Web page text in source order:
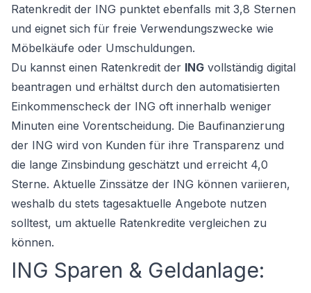
Ratenkredit der ING punktet ebenfalls mit 3,8 Sternen
und eignet sich für freie Verwendungszwecke wie
Möbelkäufe oder Umschuldungen.
Du kannst einen Ratenkredit der ING vollständig digital
beantragen und erhältst durch den automatisierten
Einkommenscheck der ING oft innerhalb weniger
Minuten eine Vorentscheidung. Die Baufinanzierung
der ING wird von Kunden für ihre Transparenz und
die lange Zinsbindung geschätzt und erreicht 4,0
Sterne. Aktuelle Zinssätze der ING können variieren,
weshalb du stets tagesaktuelle Angebote nutzen
solltest, um aktuelle Ratenkredite vergleichen zu
können.
ING Sparen & Geldanlage: